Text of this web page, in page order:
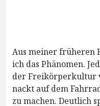
Aus meiner früheren
ich das Phänomen.
der Freikörperkultur
nackt auf dem
zu machen. Deutlich